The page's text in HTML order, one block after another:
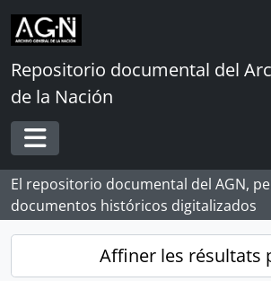
Skip to main content
Repositorio documental del
de la Nación
Toggle navigation
El repositorio documental del AGN,
documentos históricos digitalizados
Affiner les résultats